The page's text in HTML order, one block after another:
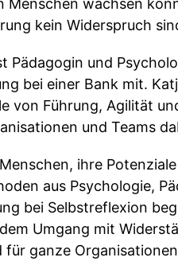
Menschen wachsen
kein Widerspruch
Pädagogin und
bei einer Bank mit.
von Führung, Agilität
und Teams
ihre
aus Psychologie,
bei Selbstreflexion
Umgang mit
für ganze